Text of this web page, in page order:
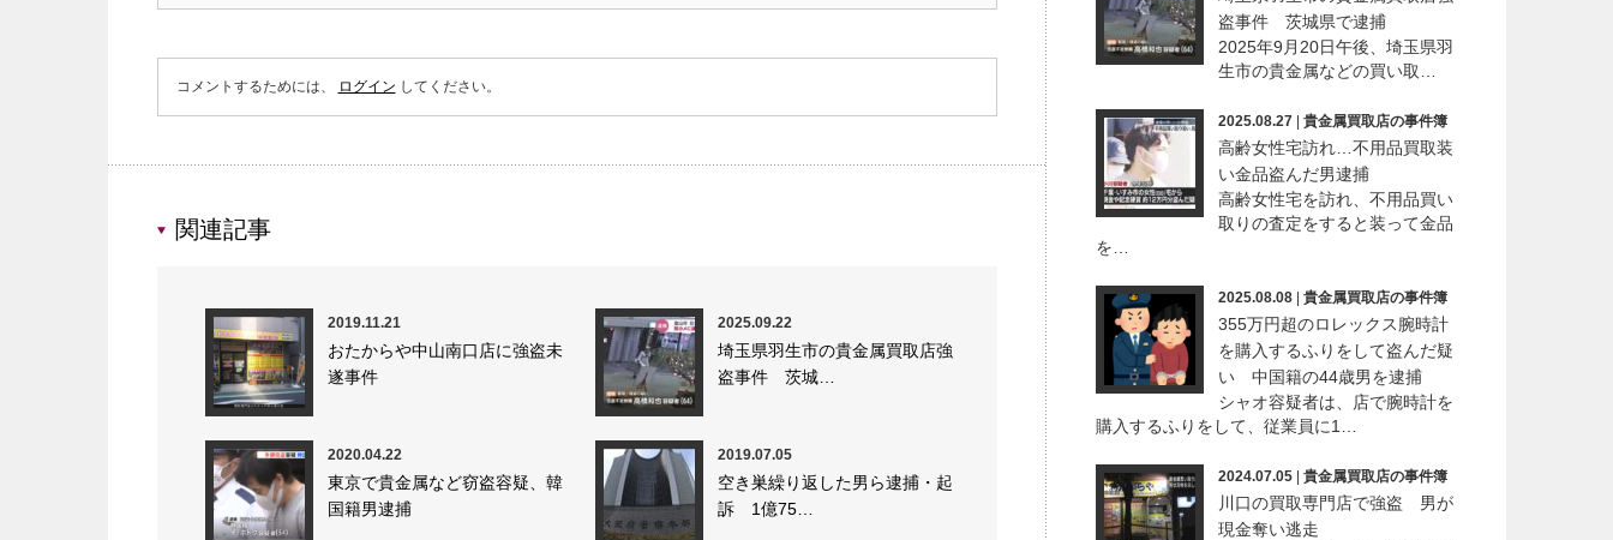
コメントするためには、 ログイン してください。
関連記事
2019.11.21
おたからや中山南口店に強盗未
遂事件
2025.09.22
埼玉県羽生市の貴金属買取店強
盗事件 茨城…
2020.04.22
東京で貴金属など窃盗容疑、韓
国籍男逮捕
2019.07.05
空き巣繰り返した男ら逮捕・起
訴 1億75…
盗事件 茨城県で逮捕
2025年9月20日午後、埼玉県羽
生市の貴金属などの買い取…
2025.08.27 貴金属買取店の事件簿
高齢女性宅訪れ…不用品買取装
い金品盗んだ男逮捕
高齢女性宅を訪れ、不用品買い
取りの査定をすると装って金品
を…
2025.08.08 貴金属買取店の事件簿
355万円超のロレックス腕時計
を購入するふりをして盗んだ疑
い 中国籍の44歳男を逮捕
シャオ容疑者は、店で腕時計を
購入するふりをして、従業員に1…
2024.07.05 貴金属買取店の事件簿
川口の買取専門店で強盗 男が
現金奪い逃走